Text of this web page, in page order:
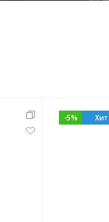
Хит
-5%